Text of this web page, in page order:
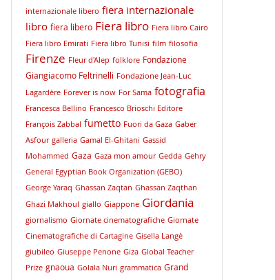
internazionale libero fiera internazionale
libro fiera libero Fiera libro Fiera libro Cairo
Fiera libro Emirati Fiera libro Tunisi film filosofia
Firenze Fleur d'Alep folklore Fondazione
Giangiacomo Feltrinelli Fondazione Jean-Luc
Lagardère Forever is now For Sama fotografia
Francesca Bellino Francesco Brioschi Editore
François Zabbal fumetto Fuori da Gaza Gaber
Asfour galleria Gamal El-Ghitani Gassid
Mohammed Gaza Gaza mon amour Gedda Gehry
General Egyptian Book Organization (GEBO)
George Yaraq Ghassan Zaqtan Ghassan Zaqthan
Ghazi Makhoul giallo Giappone Giordania
giornalismo Giornate cinematografiche Giornate
Cinematografiche di Cartagine Gisella Langè
giubileo Giuseppe Penone Giza Global Teacher
Prize gnaoua Golala Nuri grammatica Grand